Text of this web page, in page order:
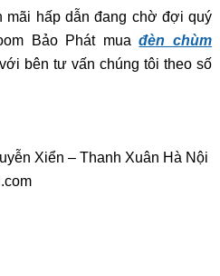
mãi hấp dẫn đang chờ đợi quý
Bảo Phát mua đèn chùm
bên tư vấn chúng tôi theo số
Xiển – Thanh Xuân Hà Nội